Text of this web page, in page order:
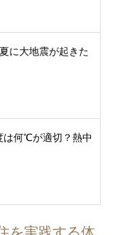
に大地震が起きた
は何℃が適切？熱中